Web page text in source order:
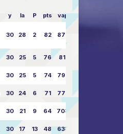
y la P pts vapor
30 28 2 82 87:24
30 25 5 76 81:21
30 25 5 74 79:26
30 24 6 71 77:33
30 21 9 64 70:40
30 17 13 48 63:57